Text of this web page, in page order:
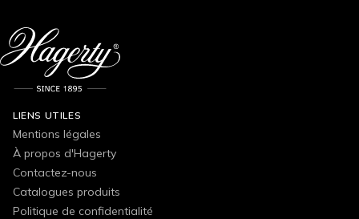
LIENS UTILES
Mentions légales
À propos d'Hagerty
Contactez-nous
Catalogues produits
Politique de confidentialité